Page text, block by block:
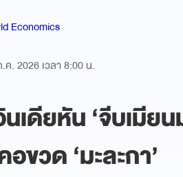
Economics
ค. 2026 เวลา 8:00 น.
เดียหัน ‘จีบเมียน
ขวด ‘มะละกา’